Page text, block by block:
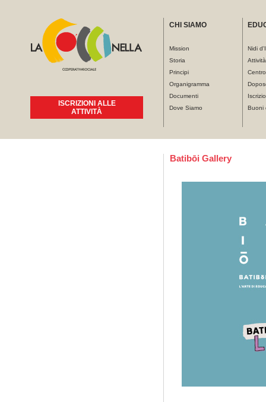
ISCRIZIONI ALLE
ATTIVITÀ
CHI SIAMO
Mission
Storia
Principi
Organigramma
Documenti
Dove Siamo
Nidi
Buoni
Tu sei qui
Batibōi Gallery